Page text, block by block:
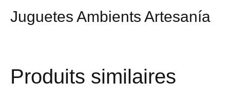
Juguetes Ambients Artesanía
Produits similaires